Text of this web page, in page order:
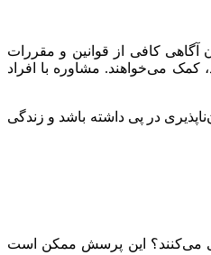
کافی از قوانین و مقررات
کمک می‌خواهند. مشاوره با افراد
در پی داشته باشد و زندگی
می‌کنند؟ این پرسش ممکن است